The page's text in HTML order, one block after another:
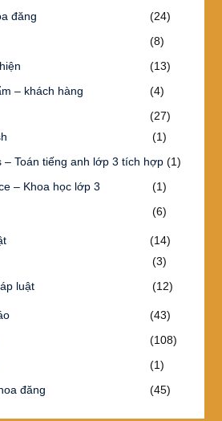
đăng
(24)
(8)
(13)
– khách hàng
(4)
(27)
(1)
– Toán tiếng anh lớp 3 tích hợp(1)
– Khoa học lớp 3
(1)
(6)
(14)
(3)
luật
(12)
(43)
(108)
(1)
đăng
(45)